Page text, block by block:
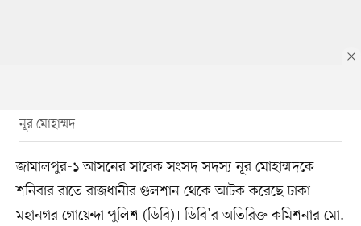
নূর মোহাম্মদ
জামালপুর-১ আসনের সাবেক সংসদ সদস্য নূর মোহাম্মদকে
শনিবার রাতে রাজধানীর গুলশান থেকে আটক করেছে ঢাকা
মহানগর গোয়েন্দা পুলিশ (ডিবি)। ডিবি’র অতিরিক্ত কমিশনার মো.